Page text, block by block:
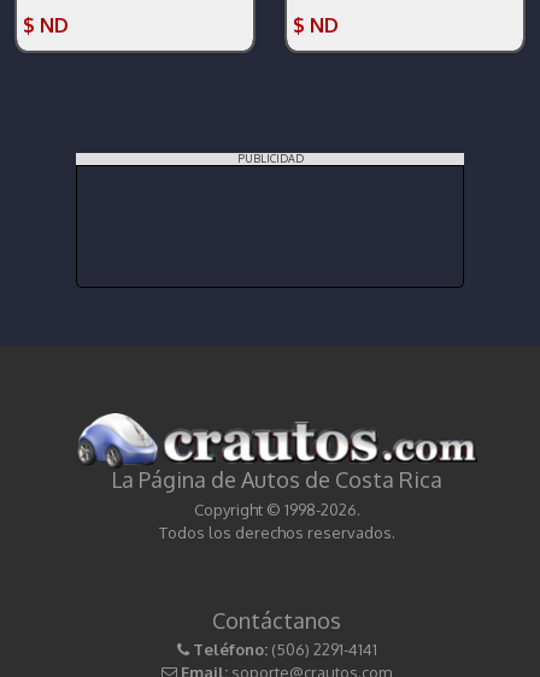
$ ND $ ND
PUBLICIDAD
La Página de Autos de Costa Rica
Copyright © 1998-2026.
Todos los derechos reservados.
Contáctanos
Teléfono: (506) 2291-4141
Email: soporte@crautos.com